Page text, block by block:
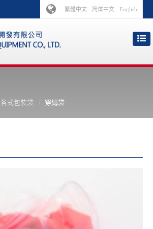
繁體中文 简体中文 English
各式包裝袋 穿繩袋